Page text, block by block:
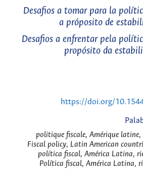
Desafios a tomar para la
a próposito de
Desafios a enfrentar pela
propósito da
https://doi.org/
politique fiscale, Amérique
Fiscal policy, Latin American
política fiscal, América Latina,
Política fiscal, América Latina,